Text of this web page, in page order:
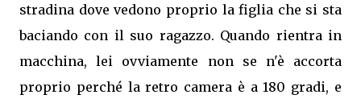
stradina dove vedono proprio la figlia che si sta
baciando con il suo ragazzo. Quando rientra in
macchina, lei ovviamente non se n'è accorta
proprio perché la retro camera è a 180 gradi, e